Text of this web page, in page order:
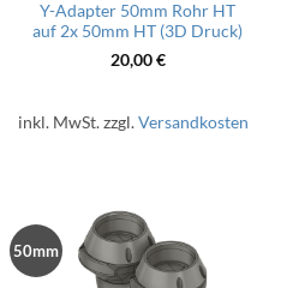
Y-Adapter 50mm Rohr HT
auf 2x 50mm HT (3D Druck)
20,00€
inkl. MwSt.zzgl.Versandkosten
50mm